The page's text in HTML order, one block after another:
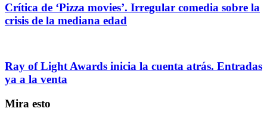
Crítica de ‘Pizza movies’. Irregular comedia sobre la
crisis de la mediana edad
Ray of Light Awards inicia la cuenta atrás. Entradas
ya a la venta
Mira esto